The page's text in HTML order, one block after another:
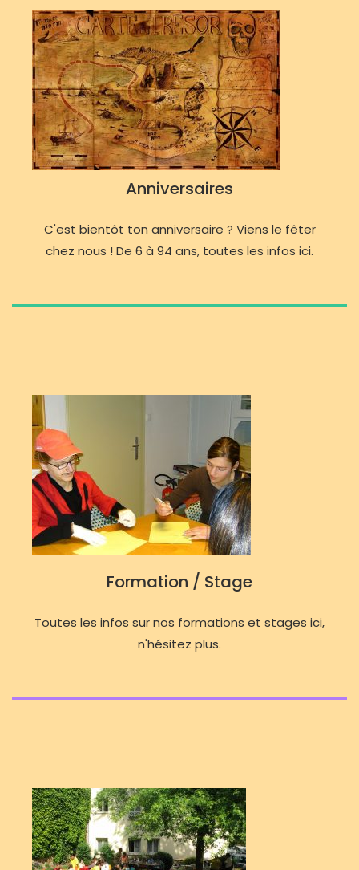
Anniversaires
C'est bientôt ton anniversaire ? Viens le fêter
chez nous ! De 6 à 94 ans, toutes les infos ici.
Formation / Stage
Toutes les infos sur nos formations et stages ici,
n'hésitez plus.